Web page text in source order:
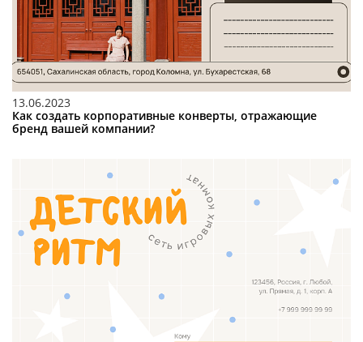
13.06.2023
Как создать корпоративные конверты, отражающие
бренд вашей компании?